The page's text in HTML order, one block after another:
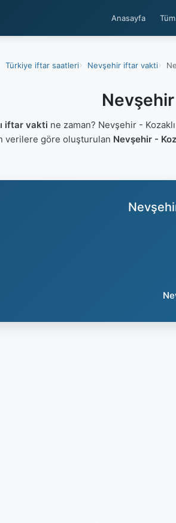
Anasayfa
Türkiye iftar saatleri Nevşehir iftar vakti
iftar vakti ne zaman? Nevşehir -
verilere göre oluşturulan Nevşehir -